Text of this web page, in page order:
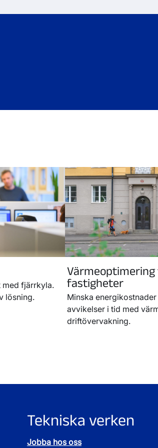
med fjärrkyla.
lösning.
fastigheter
Minska
avvikelser i tid med
driftövervakning.
Tekniska verken
Jobba hos oss